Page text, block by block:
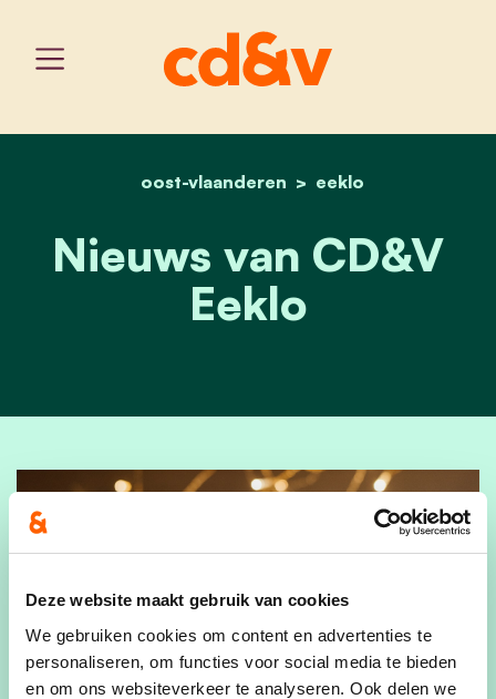
Deze website maakt gebruik van cookies
We gebruiken cookies om content en advertenties te
personaliseren, om functies voor social media te bieden
en om ons websiteverkeer te analyseren. Ook delen we
home
oost-vlaanderen eeklo
nieuws van de afdeling
Nieuws van CD&V
Eeklo